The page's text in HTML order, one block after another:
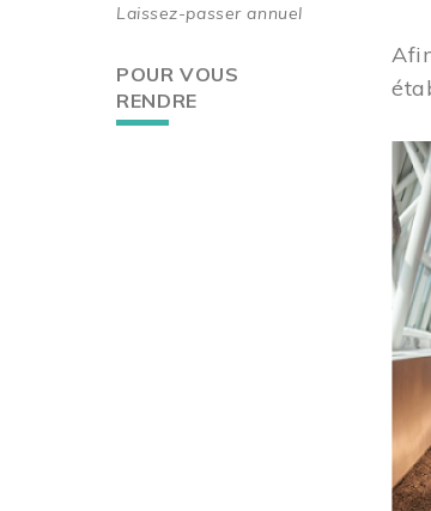
Laissez-passer annuel
POUR VOUS
RENDRE